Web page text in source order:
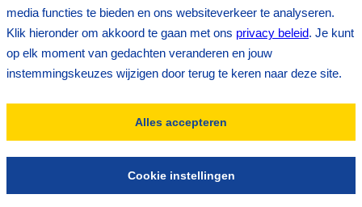
media functies te bieden en ons websiteverkeer te analyseren.
Klik hieronder om akkoord te gaan met ons privacy beleid. Je kunt
op elk moment van gedachten veranderen en jouw
instemmingskeuzes wijzigen door terug te keren naar deze site.
Alles accepteren
Cookie instellingen